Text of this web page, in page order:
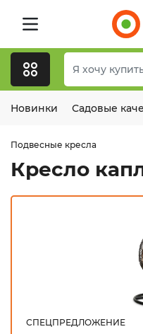
Новинки Садовые
Подвесные кресла
Кресло
СПЕЦПРЕДЛОЖЕНИЕ